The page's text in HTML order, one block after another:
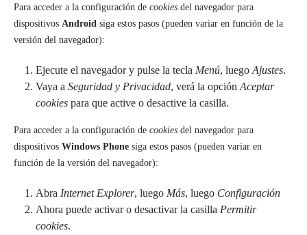
Para acceder a la configuración de cookies del navegador para
dispositivos Android siga estos pasos (pueden variar en función de la
versión del navegador):
Ejecute el navegador y pulse la tecla Menú, luego Ajustes.
Vaya a Seguridad y Privacidad, verá la opción Aceptar
cookies para que active o desactive la casilla.
Para acceder a la configuración de cookies del navegador para
dispositivos Windows Phone siga estos pasos (pueden variar en
función de la versión del navegador):
Abra Internet Explorer, luego Más, luego Configuración
Ahora puede activar o desactivar la casilla Permitir
cookies.